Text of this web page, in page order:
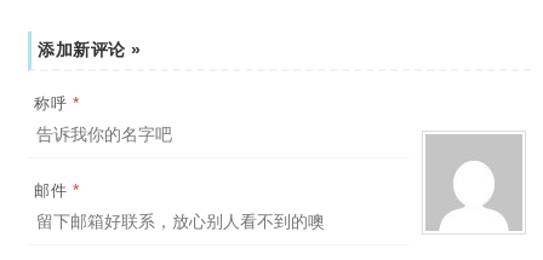
添加新评论 »
称呼 *
邮件 *